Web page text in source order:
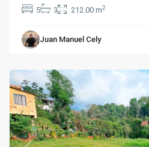
5 3 212.00 m2
Juan Manuel Cely